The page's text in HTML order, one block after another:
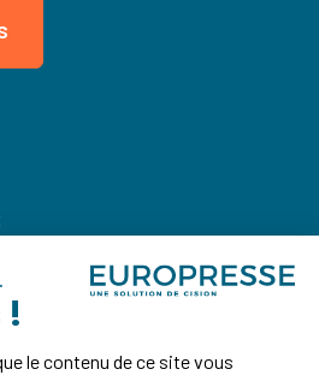
notre actualité, celle du
de l’EMI, des liens d’inscription à nos